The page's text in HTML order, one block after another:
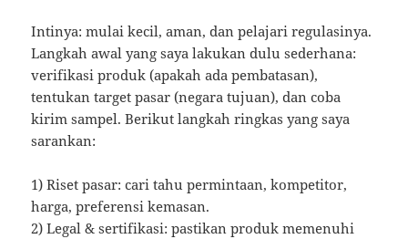
Intinya: mulai kecil, aman, dan pelajari regulasinya.
Langkah awal yang saya lakukan dulu sederhana:
verifikasi produk (apakah ada pembatasan),
tentukan target pasar (negara tujuan), dan coba
kirim sampel. Berikut langkah ringkas yang saya
sarankan:
1) Riset pasar: cari tahu permintaan, kompetitor,
harga, preferensi kemasan.
2) Legal & sertifikasi: pastikan produk memenuhi